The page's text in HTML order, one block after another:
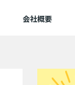
会社概要